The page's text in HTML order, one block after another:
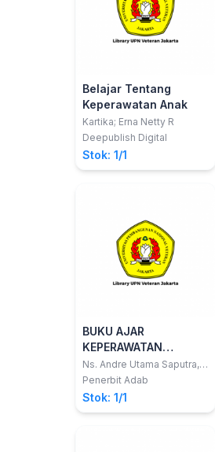
Belajar Tentang
Keperawatan Anak
Kartika; Erna Netty R
Deepublish Digital
Stok: 1/1
BUKU AJAR
KEPERAWATAN
KOMUNITAS II
Ns. Andre Utama Saputra,
S.Kep., M.Kep.; dkk
Penerbit Adab
Stok: 1/1